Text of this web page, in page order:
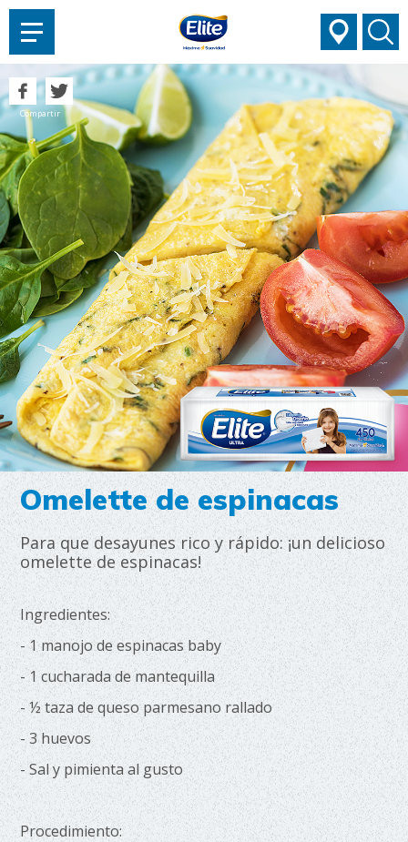
Omelette de espinacas
Para que desayunes rico y rápido: ¡un delicioso
omelette de espinacas!
Compartir
Ingredientes:
- 1 manojo de espinacas baby
- 1 cucharada de mantequilla
- ½ taza de queso parmesano rallado
- 3 huevos
- Sal y pimienta al gusto
Procedimiento: